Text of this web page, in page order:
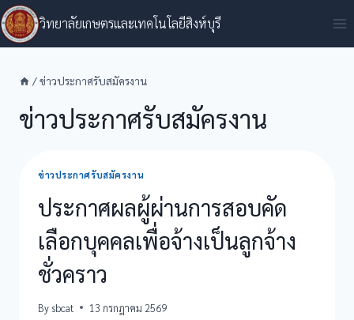
Skip
to
content
วิทยาลัยเกษตรและเทคโนโลยีสิงห์บุรี
/ข่าวประกาศรับสมัครงาน
ข่าวประกาศรับสมัครงาน
ข่าวประกาศรับสมัครงาน
ประกาศผลผู้ผ่านการสอบคัด
เลือกบุคคลเพื่อจ้างเป็นลูกจ้าง
ชั่วคราว
By sbcat 13 กรกฎาคม 2569